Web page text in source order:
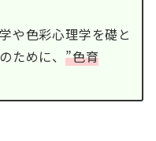
や色彩心理学を礎と
ために、”色育